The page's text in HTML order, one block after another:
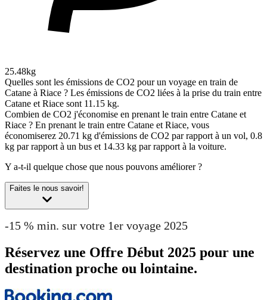
25.48kg
Quelles sont les émissions de CO2 pour un voyage en train de
Catane à Riace ? Les émissions de CO2 liées à la prise du train entre
Catane et Riace sont 11.15 kg.
Combien de CO2 j'économise en prenant le train entre Catane et
Riace ? En prenant le train entre Catane et Riace, vous
économiserez 20.71 kg d'émissions de CO2 par rapport à un vol, 0.8
kg par rapport à un bus et 14.33 kg par rapport à la voiture.
Y a-t-il quelque chose que nous pouvons améliorer ?
Faites le nous savoir!
-15 % min. sur votre 1er voyage 2025
Réservez une Offre Début 2025 pour une
destination proche ou lointaine.